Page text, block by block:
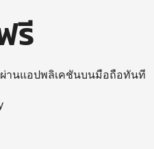
รี
านแอปพลิเคชันบนมือถือทันที